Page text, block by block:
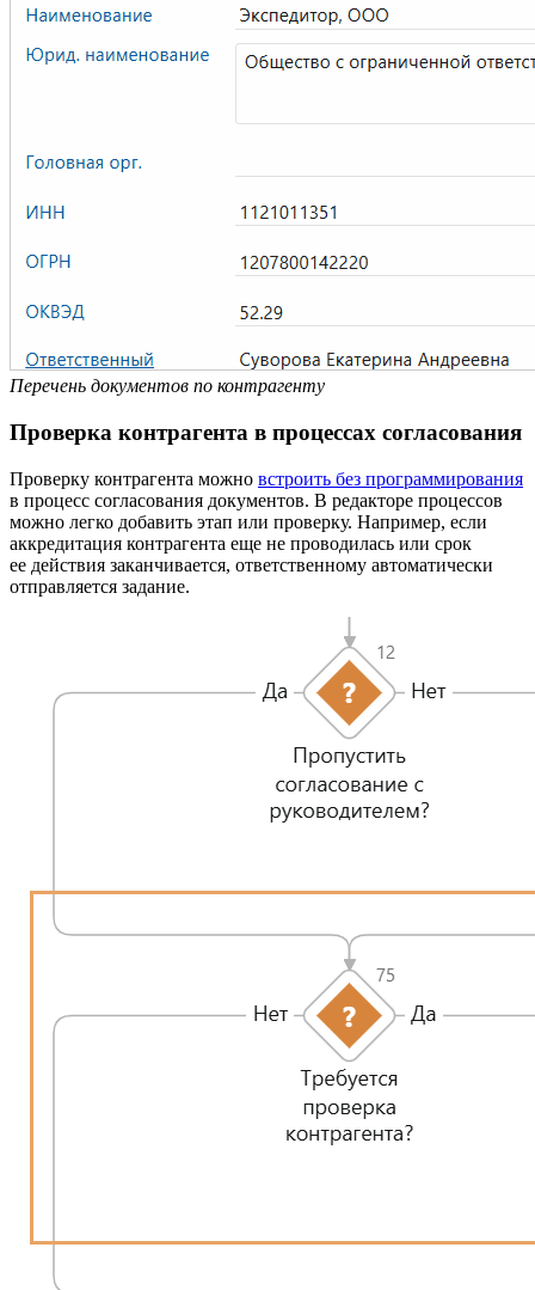
Перечень документов по контрагенту
Проверка контрагента в процессах согласования
Проверку контрагента можно встроить без программирования
в процесс согласования документов. В редакторе процессов
можно легко добавить этап или проверку. Например, если
аккредитация контрагента еще не проводилась или срок
ее действия заканчивается, ответственному автоматически
отправляется задание.